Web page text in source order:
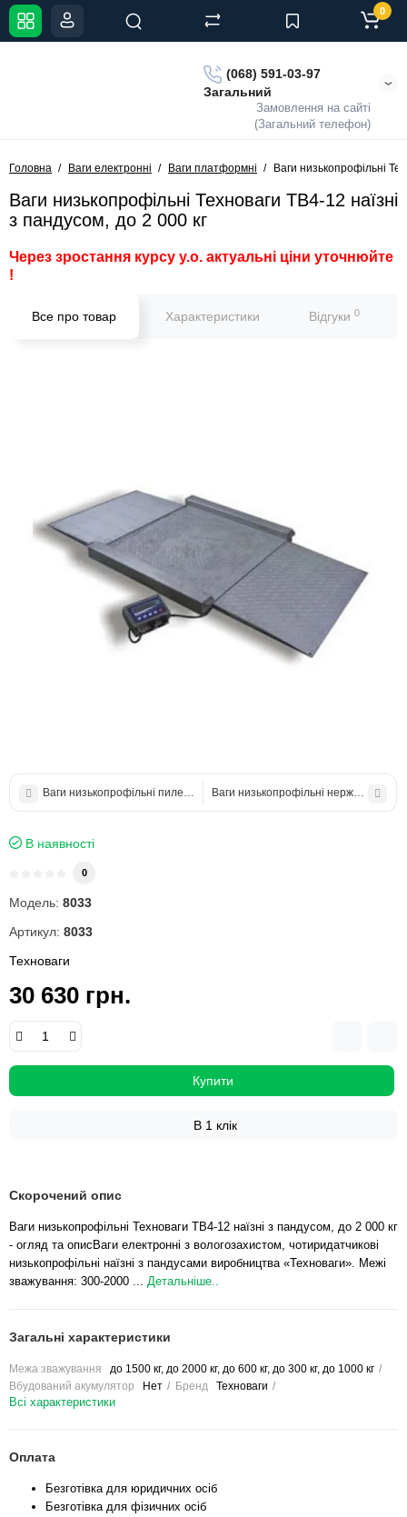
(068) 591-03-97
Загальний
Замовлення на сайті
(Загальний телефон)
0
Головна Ваги електронні Ваги платформні Ваги низькопрофільні
Ваги низькопрофільні Техноваги ТВ4-12 наїзні
з пандусом, до 2 000 кг
Через зростання курсу у.о. актуальні ціни уточнюйте
!
Все про товар Характеристики Відгуки 0
Ваги низькопрофільні пиле-вологозахищеного виконання Техноваги
В наявності
0
Модель: 8033
Артикул: 8033
Техноваги
30 630 грн.
Купити
В 1 клік
Скорочений опис
Ваги низькопрофільні Техноваги ТВ4-12 наїзні з пандусом, до 2 000 кг
- огляд та описВаги електронні з вологозахистом, чотиридатчикові
низькопрофільні наїзні з пандусами виробництва «Техноваги». Межі
зважування: 300-2000 ... Детальніше..
Загальні характеристики
Межа зважування
до 1500 кг, до 2000 кг, до 600 кг, до 300 кг, до 1000 кг
Вбудований акумулятор
Нет Бренд Техноваги
Всі характеристики
Оплата
Безготівка для юридичних осіб
Безготівка для фізичних осіб